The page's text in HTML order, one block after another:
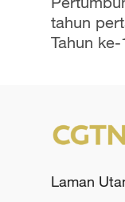
tahun
Tahun
Laman